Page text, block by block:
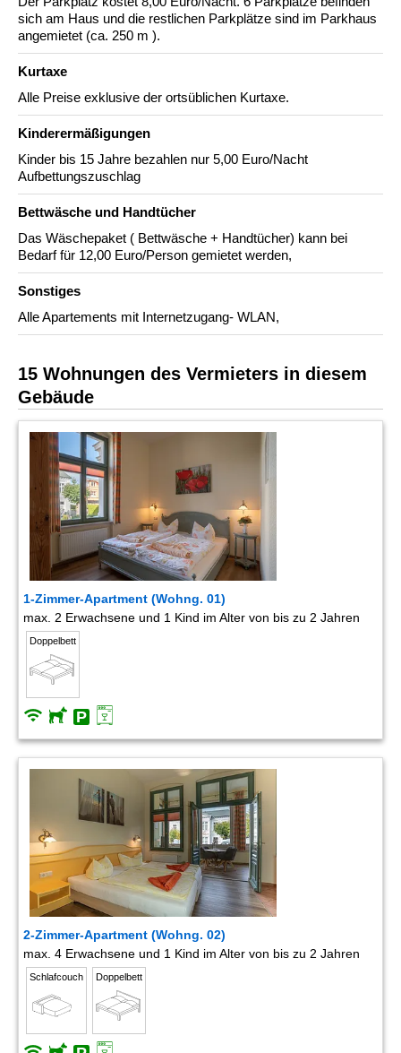
sich am Haus und die restlichen Parkplätze sind im Parkhaus
angemietet (ca. 250 m ).
Kurtaxe
Alle Preise exklusive der ortsüblichen Kurtaxe.
Kinderermäßigungen
Kinder bis 15 Jahre bezahlen nur 5,00 Euro/Nacht
Aufbettungszuschlag
Bettwäsche und Handtücher
Das Wäschepaket ( Bettwäsche + Handtücher) kann bei
Bedarf für 12,00 Euro/Person gemietet werden,
Sonstiges
Alle Apartements mit Internetzugang- WLAN,
15 Wohnungen des Vermieters in diesem
Gebäude
1-Zimmer-Apartment (Wohng. 01)
max. 2 Erwachsene und 1 Kind im Alter von bis zu 2 Jahren
Doppelbett
2-Zimmer-Apartment (Wohng. 02)
max. 4 Erwachsene und 1 Kind im Alter von bis zu 2 Jahren
Schlafcouch Doppelbett